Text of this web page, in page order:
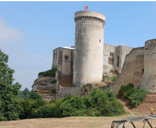
Véhicules Militaires .com
Bienvenue sur LE forum des passionnés de
toutes époques. De nombreuses rubriques sont à
ou simplement partager vos activités.